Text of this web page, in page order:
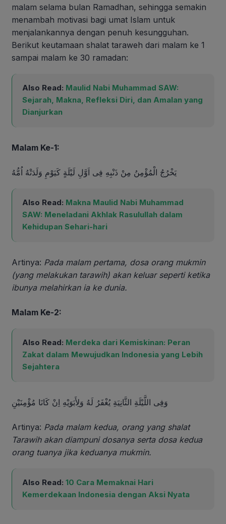
malam selama bulan Ramadhan, sehingga semakin
menambah motivasi bagi umat Islam untuk
menjalankannya dengan penuh kesungguhan.
Berikut keutamaan shalat taraweh dari malam ke 1
sampai malam ke 30 ramadan:
Also Read: Maulid Nabi Muhammad SAW:
Sejarah, Makna, Refleksi Diri, dan Amalan yang
Dianjurkan
Malam Ke-1:
يَخْرُجُ الْمُؤْمِنُ مِنْ ذَنْبِهِ فِى اَوَّلِ لَيْلَةٍ كَيَوْمِ وَلَدَتْهُ اُمُّهُ
Also Read: Makna Maulid Nabi Muhammad
SAW: Meneladani Akhlak Rasulullah dalam
Kehidupan Sehari-hari
Artinya: Pada malam pertama, dosa orang mukmin
(yang melakukan tarawih) akan keluar seperti ketika
ibunya melahirkan ia ke dunia.
Malam Ke-2:
Also Read: Merdeka dari Kemiskinan: Peran
Zakat dalam Mewujudkan Indonesia yang Lebih
Sejahtera
وَفِى اللَّيْلَةِ الثَّانِيَةِ يُغْفَرُ لَهُ وَلِأَبَوَيْهِ اِنْ كَانَا مُؤْمِنَيْنِ
Artinya: Pada malam kedua, orang yang shalat
Tarawih akan diampuni dosanya serta dosa kedua
orang tuanya jika keduanya mukmin.
Also Read: 10 Cara Memaknai Hari
Kemerdekaan Indonesia dengan Aksi Nyata